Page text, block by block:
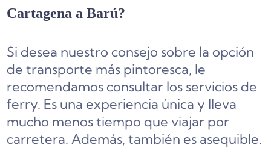
Cartagena a Barú?
Si desea nuestro consejo sobre la opción
de transporte más pintoresca, le
recomendamos consultar los servicios de
ferry. Es una experiencia única y lleva
mucho menos tiempo que viajar por
carretera. Además, también es asequible.